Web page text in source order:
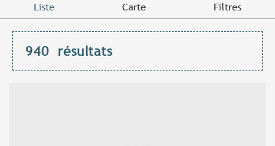
Liste Carte Filtres
940 résultats